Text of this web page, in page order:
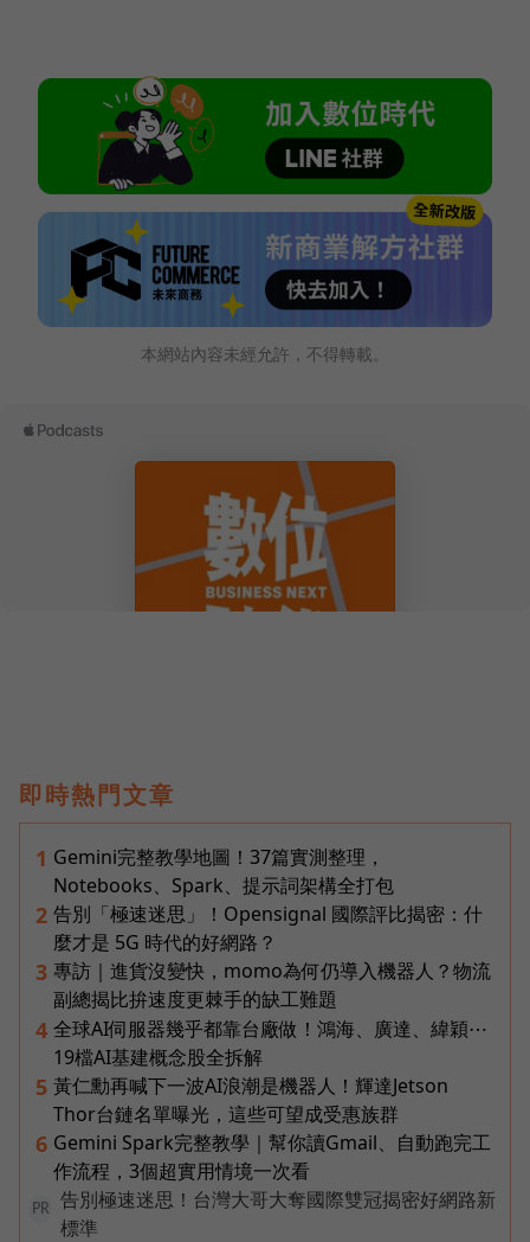
本網站內容未經允許，不得轉載。
即時熱門文章
1 Gemini完整教學地圖！37篇實測整理，
Notebooks、Spark、提示詞架構全打包
2 告別「極速迷思」！Opensignal 國際評比揭密：什
麼才是 5G 時代的好網路？
3 專訪｜進貨沒變快，momo為何仍導入機器人？物流
副總揭比拚速度更棘手的缺工難題
4 全球AI伺服器幾乎都靠台廠做！鴻海、廣達、緯穎⋯
19檔AI基建概念股全拆解
5 黃仁勳再喊下一波AI浪潮是機器人！輝達Jetson
Thor台鏈名單曝光，這些可望成受惠族群
6 Gemini Spark完整教學｜幫你讀Gmail、自動跑完工
作流程，3個超實用情境一次看
PR
告別極速迷思！台灣大哥大奪國際雙冠揭密好網路新
標準